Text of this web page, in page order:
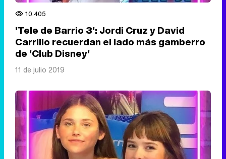
10.405
'Tele de Barrio 3': Jordi Cruz y David
Carrillo recuerdan el lado más gamberro
de 'Club Disney'
11 de julio 2019